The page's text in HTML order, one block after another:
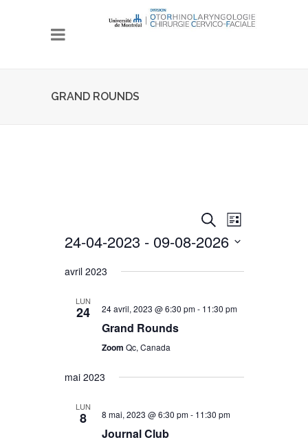
GRAND ROUNDS
Events
Search
Navigation
SearchEvent
Liste
24-04-2023 - 09-08-2026
date.
avril 2023
LUN
24 24 avril, 2023 @ 6:30 pm- 11:30 pm
Grand Rounds
Zoom Qc, Canada
mai 2023
LUN
8 8 mai, 2023 @ 6:30 pm- 11:30 pm
Journal Club